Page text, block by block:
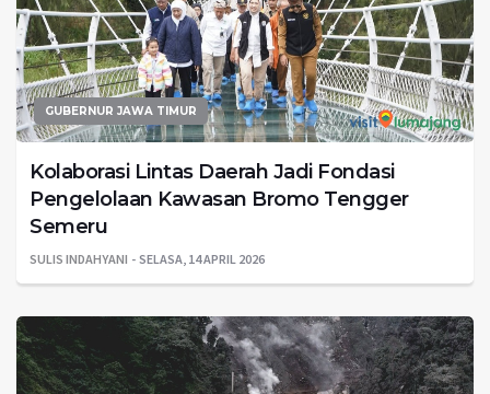
GUBERNUR JAWA TIMUR
Kolaborasi Lintas Daerah Jadi Fondasi
Pengelolaan Kawasan Bromo Tengger
Semeru
SULIS INDAHYANI SELASA, 14 APRIL 2026